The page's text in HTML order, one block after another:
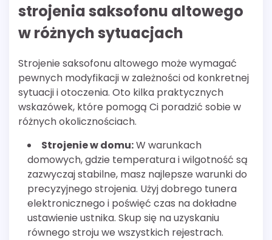
strojenia saksofonu altowego
w różnych sytuacjach
Strojenie saksofonu altowego może wymagać
pewnych modyfikacji w zależności od konkretnej
sytuacji i otoczenia. Oto kilka praktycznych
wskazówek, które pomogą Ci poradzić sobie w
różnych okolicznościach.
Strojenie w domu:W warunkach
domowych, gdzie temperatura i wilgotność są
zazwyczaj stabilne, masz najlepsze warunki do
precyzyjnego strojenia. Użyj dobrego tunera
elektronicznego i poświęć czas na dokładne
ustawienie ustnika. Skup się na uzyskaniu
równego stroju we wszystkich rejestrach.